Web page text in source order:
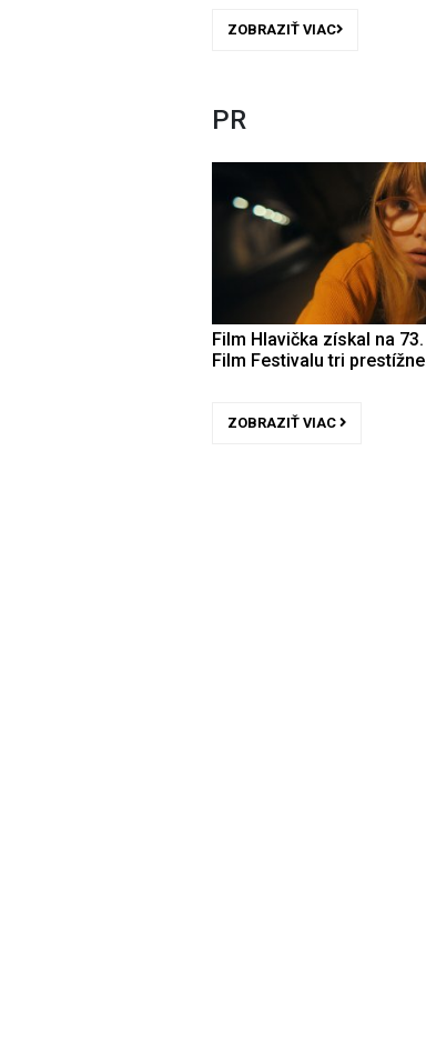
ZOBRAZIŤ VIAC
PR
Film Hlavička získal na
Film Festivalu tri
ZOBRAZIŤ VIAC